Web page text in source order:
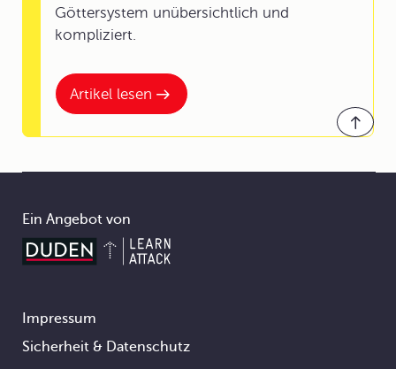
Artikel lesen
Göttersystem unübersichtlich und
kompliziert.
Ein Angebot von
Footer
Impressum
Sicherheit & Datenschutz